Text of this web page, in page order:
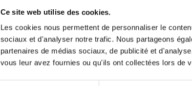
Ce site web utilise des cookies.
Les cookies nous permettent de personnaliser le
sociaux et d'analyser notre trafic. Nous partageons
partenaires de médias sociaux, de publicité et
vous leur avez fournies ou qu'ils ont collectées lors de
COMITÉ DES FÊTES
71118 SAINT MARTIN BELLE